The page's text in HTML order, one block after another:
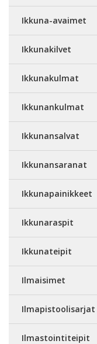
Ikkuna-avaimet
Ikkunakilvet
Ikkunakulmat
Ikkunankulmat
Ikkunansalvat
Ikkunansaranat
Ikkunapainikkeet
Ikkunaraspit
Ikkunateipit
Ilmaisimet
Ilmapistoolisarjat
Ilmastointiteipit